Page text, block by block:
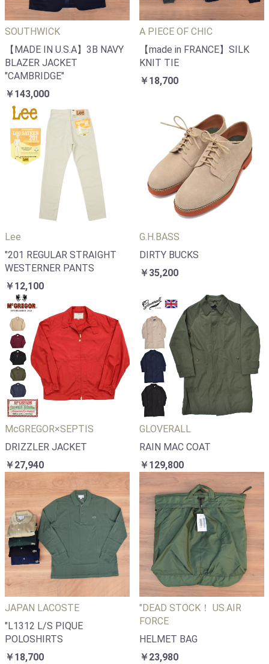
SOUTHWICK
【MADE IN U.S.A】3B NAVY
BLAZER JACKET
"CAMBRIDGE"
￥143,000
A PIECE OF CHIC
【made in FRANCE】SILK
KNIT TIE
￥18,700
Lee
"201 REGULAR STRAIGHT
WESTERNER PANTS
￥12,100
G.H.BASS
DIRTY BUCKS
￥35,200
McGREGOR×SEPTIS
DRIZZLER JACKET
￥27,940
GLOVERALL
RAIN MAC COAT
￥129,800
JAPAN LACOSTE
"L1312 L/S PIQUE
POLOSHIRTS
￥18,700
"DEAD STOCK！ US.AIR
FORCE
HELMET BAG
￥23,980